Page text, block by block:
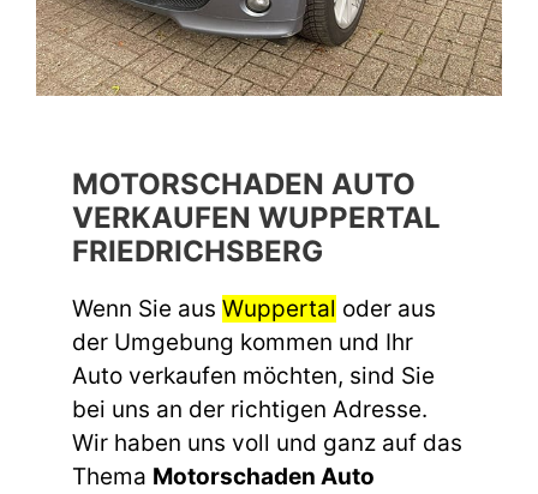
MOTORSCHADEN AUTO
VERKAUFEN WUPPERTAL
FRIEDRICHSBERG
Wenn Sie aus Wuppertal oder aus
der Umgebung kommen und Ihr
Auto verkaufen möchten, sind Sie
bei uns an der richtigen Adresse.
Wir haben uns voll und ganz auf das
Thema Motorschaden Auto